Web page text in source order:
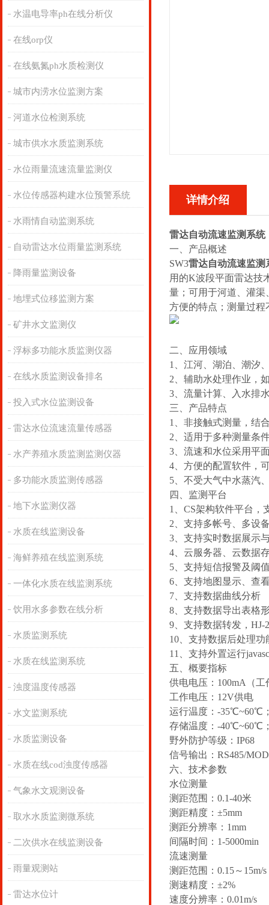
水温电导率ph在线分析仪
在线orp仪
在线氨氮ph水质检测仪
城市内涝水位监测方案
河道水位检测系统
城市供水水质监测系统
水位雨量流速流量监测仪
水位传感器构建水位预警系统
水雨情自动监测系统
自动雷达水位雨量监测系统
降雨量监测设备
地埋式位移监测方案
矿井水文监测仪
浮标多功能水质监测仪器
在线水质监测设备排名
投入式水位监测设备
雷达水位流速流量传感器
水产养殖水质监测监测仪器
多功能水质监测传感器
地下水监测仪器
水质在线监测设备
海鲜养殖在线监测系统
一体化水质在线监测系统
饮用水多参数在线分析
水质监测系统
水质在线监测系统
浊度温度传感器
水文监测系统
水质监测设备
水质在线cod浊度传感器
气象水文观测设备
取水水质监测微系统
二次供水在线监测设备
雨量观测站
雷达水位计
详情介绍
雷达自动流速监测系统
一、产品概述
SW3雷达自动流速监测
用的K波段平面雷达技
量；可用于河道、灌
方便的特点；测量过
二、应用领域
1、江河、湖泊、潮汐
2、辅助水处理作业，
3、流量计算、入水排
三、产品特点
1、非接触式测量，结
2、适用于多种测量条
3、流速和水位采用平
4、方便的配置软件，
5、不受大气中水蒸汽
四、监测平台
1、CS架构软件平台，
2、支持多帐号、多设
3、支持实时数据展示
4、云服务器、云数据
5、支持短信报警及阈
6、支持地图显示、查
7、支持数据曲线分析
8、支持数据导出表格
9、支持数据转发，HJ-
10、支持数据后处理功
11、支持外置运行
五、概要指标
供电电压：100mA（
工作电压：12V供电
运行温度：-35℃~60℃
存储温度：-40℃~60℃
野外防护等级：IP68
信号输出：RS485/
六、技术参数
水位测量
测距范围：0.1-40米
测距精度：±5mm
测距分辨率：1mm
间隔时间：1-5000min
流速测量
测距范围：0.15～15m/s
测速精度：±2%
速度分辨率：0.01m/s